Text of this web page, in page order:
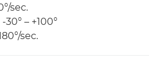
sec.
– +100°
sec.